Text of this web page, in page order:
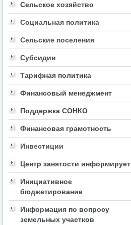
Сельское хозяйство
Социальная политика
Сельские поселения
Субсидии
Тарифная политика
Финансовый менеджмент
Поддержка СОНКО
Финансовая грамотность
Инвестиции
Центр занятости информирует
Инициативное
бюджетирование
Информация по вопросу
земельных участков